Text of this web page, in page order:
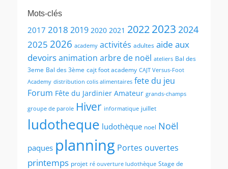
Mots-clés
2017 2018 2019 2020 2021 20222023 2024
2025 2026 academy activités adultes aide aux
devoirsanimation arbre de noël ateliers Bal des
3eme Bal des 3ème cajt foot academy CAJT Versus-Foot
Academy distribution colis alimentaires fete du jeu
Forum Fête du Jardinier Amateur grands-champs
groupe de parole Hiver informatique juillet
ludotheque ludothèque noel Noël
paques planning Portes ouvertes
printemps projet ré ouverture ludothèque Stage de